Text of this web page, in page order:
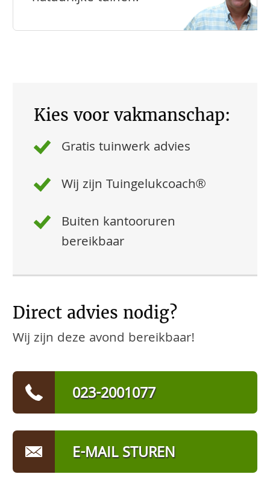
Kies voor vakmanschap:
Gratis tuinwerk advies
Wij zijn Tuingelukcoach®
Buiten kantooruren
bereikbaar
Direct advies nodig?
Wij zijn deze avond bereikbaar!
023-2001077
E-MAIL STUREN